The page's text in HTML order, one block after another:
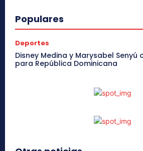
Populares
Deportes
Disney Medina y Marysabel
para República Dominicana